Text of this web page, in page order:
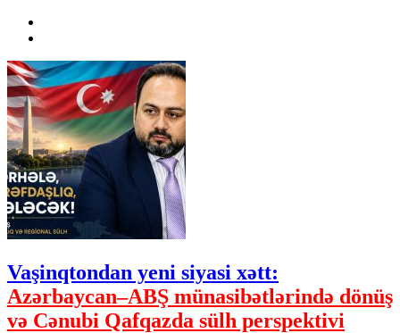
Vaşinqtondan yeni siyasi xətt:
Azərbaycan–ABŞ münasibətlərində dönüş
və Cənubi Qafqazda sülh perspektivi